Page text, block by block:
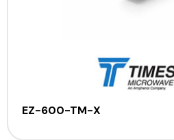
EZ-600-TM-X